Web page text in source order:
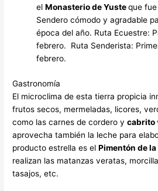
elMonasterio de Yusteque
Sendero cómodo y agradable
época del año. Ruta Ecuestre:
febrero. Ruta Senderista:
febrero.
Gastronomía
El microclima de esta tierra propicia
frutos secos, mermeladas, licores,
como las carnes de cordero ycabrito
aprovecha también la leche para
producto estrella es elPimentón de la
realizan las matanzas veratas,
tasajos, etc.